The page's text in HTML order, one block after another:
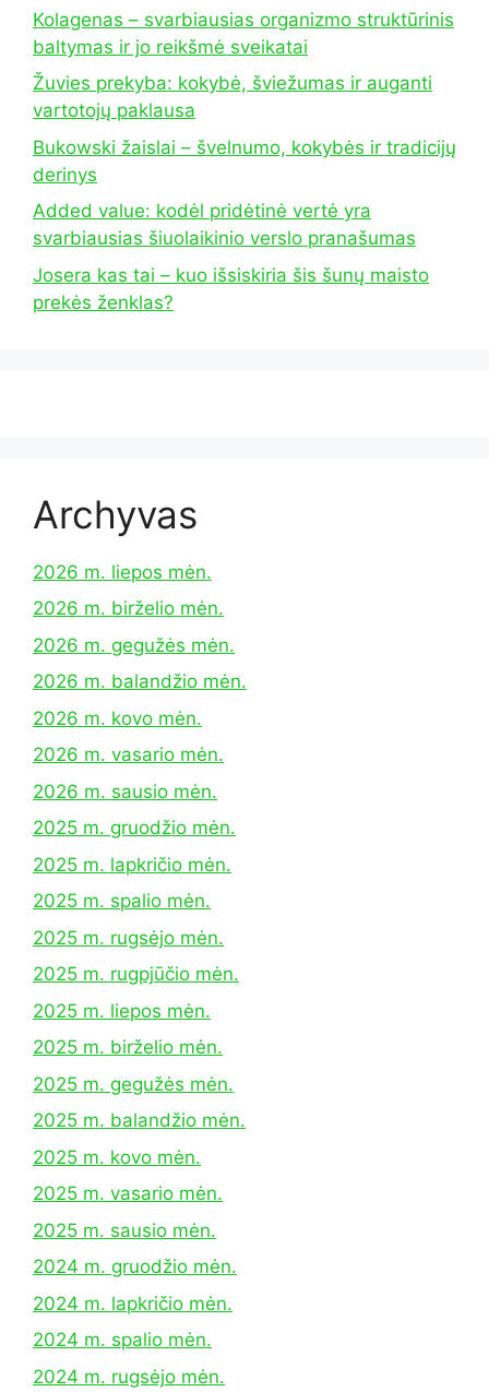
Kolagenas – svarbiausias organizmo struktūrinis
baltymas ir jo reikšmė sveikatai
Žuvies prekyba: kokybė, šviežumas ir auganti
vartotojų paklausa
Bukowski žaislai – švelnumo, kokybės ir tradicijų
derinys
Added value: kodėl pridėtinė vertė yra
svarbiausias šiuolaikinio verslo pranašumas
Josera kas tai – kuo išsiskiria šis šunų maisto
prekės ženklas?
Archyvas
2026 m. liepos mėn.
2026 m. birželio mėn.
2026 m. gegužės mėn.
2026 m. balandžio mėn.
2026 m. kovo mėn.
2026 m. vasario mėn.
2026 m. sausio mėn.
2025 m. gruodžio mėn.
2025 m. lapkričio mėn.
2025 m. spalio mėn.
2025 m. rugsėjo mėn.
2025 m. rugpjūčio mėn.
2025 m. liepos mėn.
2025 m. birželio mėn.
2025 m. gegužės mėn.
2025 m. balandžio mėn.
2025 m. kovo mėn.
2025 m. vasario mėn.
2025 m. sausio mėn.
2024 m. gruodžio mėn.
2024 m. lapkričio mėn.
2024 m. spalio mėn.
2024 m. rugsėjo mėn.